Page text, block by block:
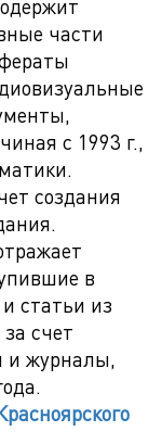
части
с 1993 г.,
создания
в
статьи из
счет
и журналы,